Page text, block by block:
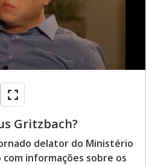
Gritzbach?
delator do Ministério
informações sobre os